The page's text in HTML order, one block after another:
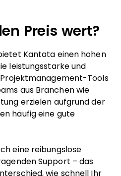
Preis wert?
Kantata einen hohen
leistungsstarke und
Tools
aus Branchen wie
erzielen aufgrund der
häufig eine gute
eine reibungslose
Support – das
wie schnell Ihr